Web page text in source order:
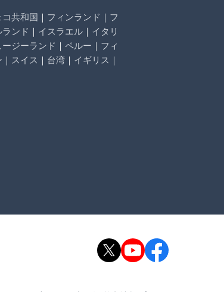
共和国 ｜ フィンランド ｜ フ
ンド ｜ イスラエル ｜ イタリ
ージーランド ｜ ペルー ｜ フィ
｜ スイス ｜ 台湾 ｜ イギリス ｜